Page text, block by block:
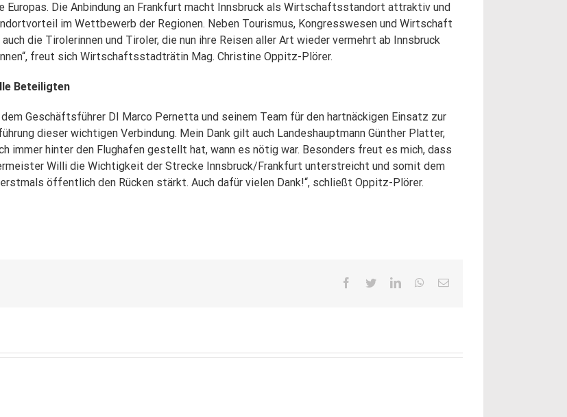
Europas. Die Anbindung an Frankfurt macht Innsbruck als Wirtschaftsstandort attraktiv und
im Wettbewerb der Regionen. Neben Tourismus, Kongresswesen und Wirtschaft
die Tirolerinnen und Tiroler, die nun ihre Reisen aller Art wieder vermehrt ab Innsbruck
freut sich Wirtschaftsstadträtin Mag. Christine Oppitz-Plörer.
Beteiligten
dem Geschäftsführer DI Marco Pernetta und seinem Team für den hartnäckigen Einsatz zur
dieser wichtigen Verbindung. Mein Dank gilt auch Landeshauptmann Günther Platter,
immer hinter den Flughafen gestellt hat, wann es nötig war. Besonders freut es mich, dass
Willi die Wichtigkeit der Strecke Innsbruck/Frankfurt unterstreicht und somit dem
öffentlich den Rücken stärkt. Auch dafür vielen Dank!“, schließt Oppitz-Plörer.
Facebook
TwitterLinkedInWhatsApp
E-